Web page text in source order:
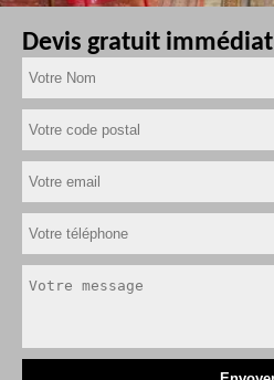
Devis gratuit immédiat